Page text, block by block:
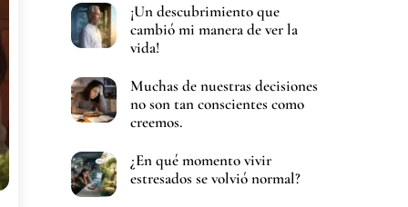
¡Un descubrimiento que
cambió mi manera de ver la
vida!
Muchas de nuestras decisiones
no son tan conscientes como
creemos.
¿En qué momento vivir
estresados se volvió normal?